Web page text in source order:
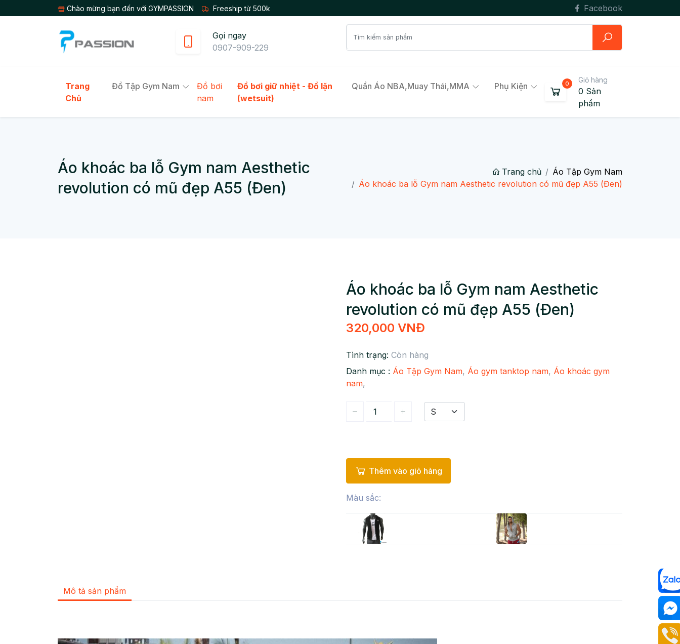
Chào mừng bạn đến với GYMPASSION Freeship từ 500k Facebook
Gọi ngay
0907-909-229
Trang
Chủ
Đồ Tập Gym Nam
Đồ bơi
nam
Đồ bơi giữ nhiệt - Đồ lặn
(wetsuit)
Quần Áo NBA,Muay Thái,MMA Phụ Kiện
Giỏ hàng
0 Sản
phẩm
Áo khoác ba lỗ Gym nam Aesthetic
revolution có mũ đẹp A55 (Đen)
Trang chủ
Áo Tập Gym Nam
Áo khoác ba lỗ Gym nam Aesthetic revolution có mũ đẹp A55 (Đen)
Áo khoác ba lỗ Gym nam Aesthetic
revolution có mũ đẹp A55 (Đen)
320,000 VNĐ
Tình trạng: Còn hàng
Danh mục : Áo Tập Gym Nam, Áo gym tanktop nam, Áo khoác gym
nam,
Thêm vào giỏ hàng
Màu sắc:
Mô tả sản phẩm